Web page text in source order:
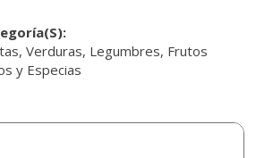
Verduras, Legumbres, Frutos
y Especias